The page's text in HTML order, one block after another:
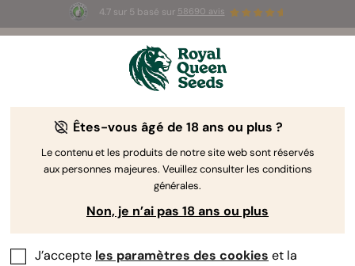
4.7 sur 5 basé sur 58690 avis
3 graines White Widow AutoGRATUITES pour les
Êtes-vous âgé de 18 ans ou plus ?
Le contenu et les produits de notre site web sont réservés
aux personnes majeures. Veuillez consulter les conditions
générales.
Non, je n’ai pas 18 ans ou plus
J’accepte les paramètres des cookies et la